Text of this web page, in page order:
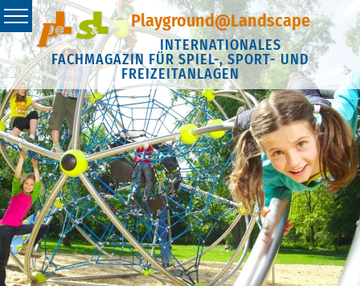
Playground@Landscape
INTERNATIONALES
FACHMAGAZIN FÜR SPIEL-, SPORT- UND
FREIZEITANLAGEN